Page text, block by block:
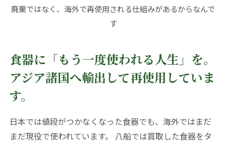
廃棄ではなく、海外で再使用される仕組みがあるからなんで
す
食器に「もう一度使われる人生」を。
アジア諸国へ輸出して再使用していま
す。
日本では値段がつかなくなった食器でも、海外ではまだ
まだ現役で使われています。 八船では買取した食器をタ